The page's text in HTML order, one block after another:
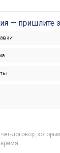
— пришлите
договор,